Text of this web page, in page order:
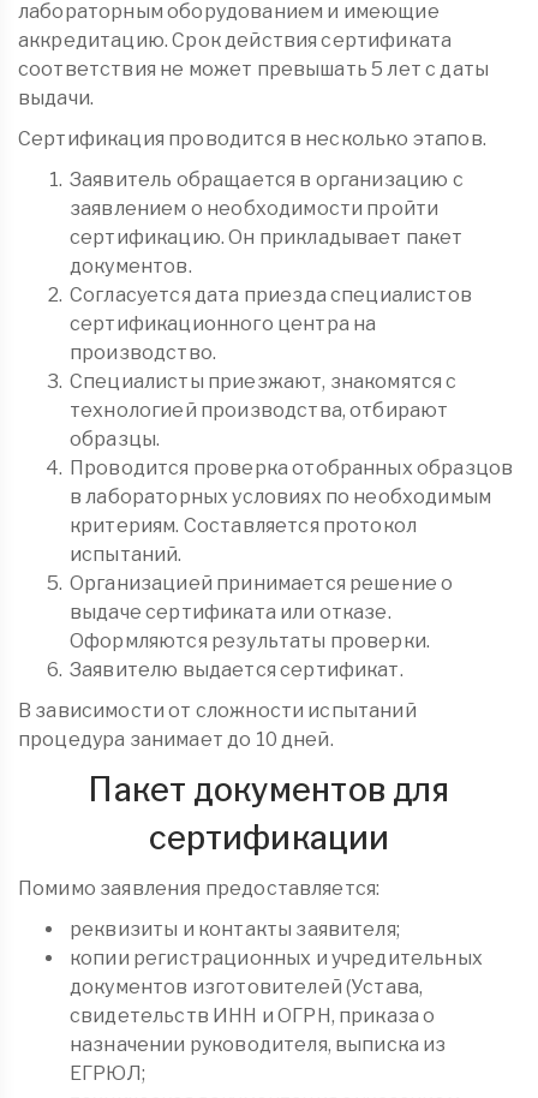
лабораторным оборудованием и имеющие
аккредитацию. Срок действия сертификата
соответствия не может превышать 5 лет с даты
выдачи.
Сертификация проводится в несколько этапов.
Заявитель обращается в организацию с
заявлением о необходимости пройти
сертификацию. Он прикладывает пакет
документов.
Согласуется дата приезда специалистов
сертификационного центра на
производство.
Специалисты приезжают, знакомятся с
технологией производства, отбирают
образцы.
Проводится проверка отобранных образцов
в лабораторных условиях по необходимым
критериям. Составляется протокол
испытаний.
Организацией принимается решение о
выдаче сертификата или отказе.
Оформляются результаты проверки.
Заявителю выдается сертификат.
В зависимости от сложности испытаний
процедура занимает до 10 дней.
Пакет документов для
сертификации
Помимо заявления предоставляется:
реквизиты и контакты заявителя;
копии регистрационных и учредительных
документов изготовителей (Устава,
свидетельств ИНН и ОГРН, приказа о
назначении руководителя, выписка из
ЕГРЮЛ;